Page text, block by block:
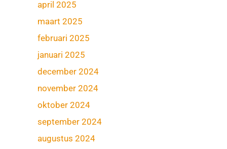
april 2025
maart 2025
februari 2025
januari 2025
december 2024
november 2024
oktober 2024
september 2024
augustus 2024